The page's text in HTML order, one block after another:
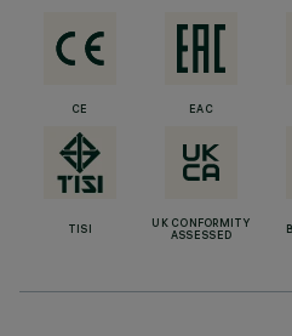
CE EAC
TISI
UK CONFORMITY
ASSESSED